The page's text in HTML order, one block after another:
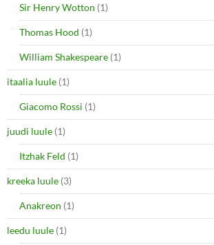
Sir Henry Wotton (1)
Thomas Hood (1)
William Shakespeare (1)
itaalia luule (1)
Giacomo Rossi (1)
juudi luule (1)
Itzhak Feld (1)
kreeka luule (3)
Anakreon (1)
leedu luule (1)